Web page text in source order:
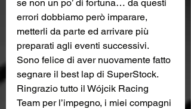
se non un po’ di fortuna… da questi
errori dobbiamo però imparare,
metterli da parte ed arrivare più
preparati agli eventi successivi.
Sono felice di aver nuovamente fatto
segnare il best lap di SuperStock.
Ringrazio tutto il Wójcik Racing
Team per l’impegno, i miei compagni